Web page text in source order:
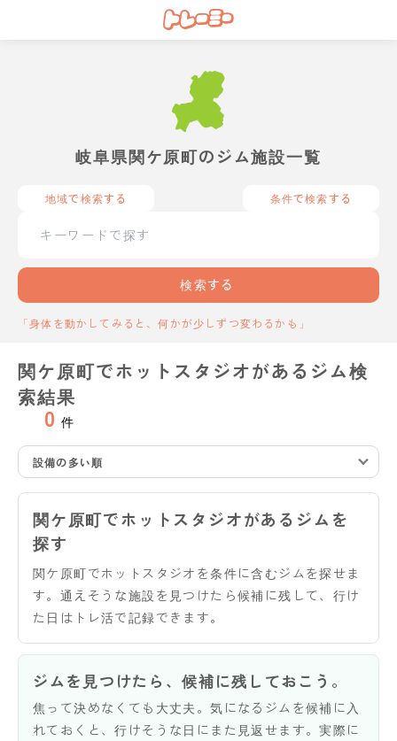
岐阜県関ケ原町のジム施設一覧
地域で検索する 条件で検索する
検索する
「身体を動かしてみると、何かが少しずつ変わるかも」
関ケ原町でホットスタジオがあるジム検
索結果
0 件
設備の多い順
関ケ原町でホットスタジオがあるジムを
探す
関ケ原町でホットスタジオを条件に含むジムを探せま
す。通えそうな施設を見つけたら候補に残して、行け
た日はトレ活で記録できます。
ジムを見つけたら、候補に残しておこう。
焦って決めなくても大丈夫。気になるジムを候補に入
れておくと、行けそうな日にまた見返せます。実際に